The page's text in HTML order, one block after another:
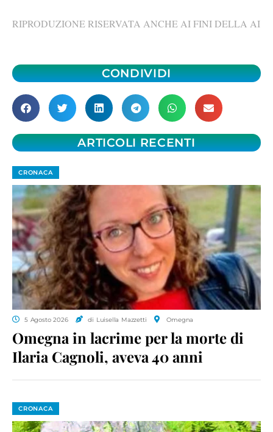
RIPRODUZIONE RISERVATA ANCHE AI FINI DELLA AI
CONDIVIDI
ARTICOLI RECENTI
CRONACA
5 Agosto 2026 di Luisella Mazzetti Omegna
Omegna in lacrime per la morte di
Ilaria Cagnoli, aveva 40 anni
CRONACA